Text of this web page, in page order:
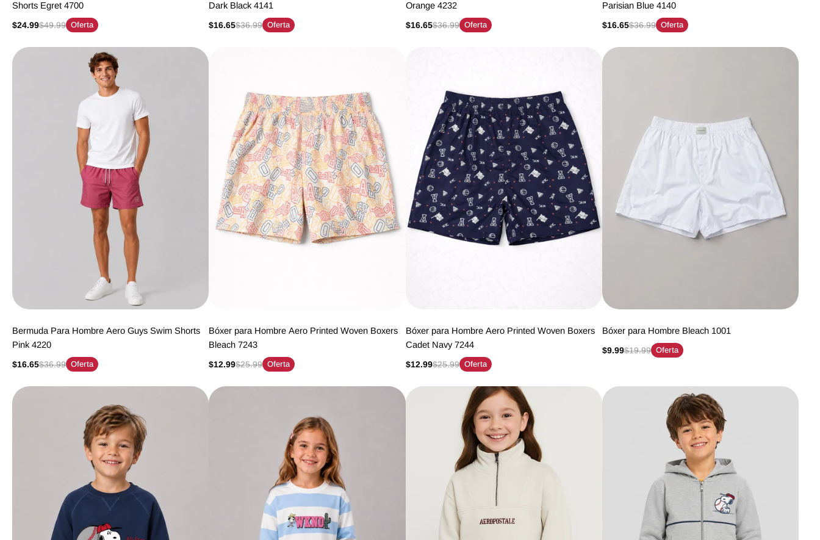
Shorts Egret 4700
$24.99$49.99 Oferta
Dark Black 4141
$16.65$36.99 Oferta
Orange 4232
$16.65$36.99 Oferta
Parisian Blue 4140
$16.65$36.99 Oferta
Bermuda Para Hombre Aero Guys Swim Shorts
Pink 4220
$16.65$36.99 Oferta
Bóxer para Hombre Aero Printed Woven Boxers
Bleach 7243
$12.99$25.99 Oferta
Bóxer para Hombre Aero Printed Woven Boxers
Cadet Navy 7244
$12.99$25.99 Oferta
Bóxer para Hombre Bleach 1001
$9.99$19.99 Oferta